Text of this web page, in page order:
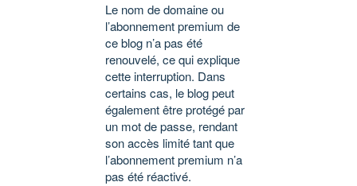
Le nom de domaine ou
l’abonnement premium de
ce blog n’a pas été
renouvelé, ce qui explique
cette interruption. Dans
certains cas, le blog peut
également être protégé par
un mot de passe, rendant
son accès limité tant que
l’abonnement premium n’a
pas été réactivé.